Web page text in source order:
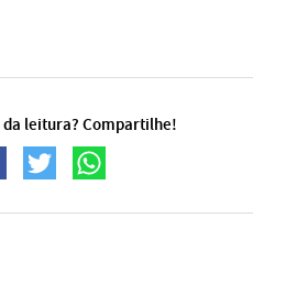
da leitura? Compartilhe!